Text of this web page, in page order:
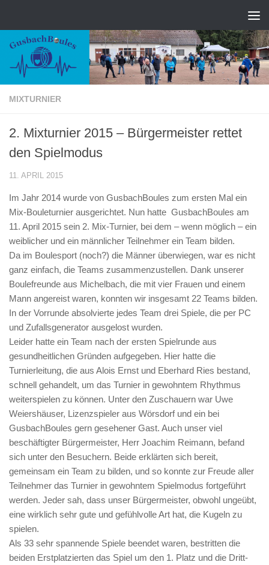
MIXTURNIER
2. Mixturnier 2015 – Bürgermeister rettet
den Spielmodus
11. APRIL 2015
Im Jahr 2014 wurde von GusbachBoules zum ersten Mal ein
Mix-Bouleturnier ausgerichtet. Nun hatte GusbachBoules am
11. April 2015 sein 2. Mix-Turnier, bei dem – wenn möglich – ein
weiblicher und ein männlicher Teilnehmer ein Team bilden.
Da im Boulesport (noch?) die Männer überwiegen, war es nicht
ganz einfach, die Teams zusammenzustellen. Dank unserer
Boulefreunde aus Michelbach, die mit vier Frauen und einem
Mann angereist waren, konnten wir insgesamt 22 Teams bilden.
In der Vorrunde absolvierte jedes Team drei Spiele, die per PC
und Zufallsgenerator ausgelost wurden.
Leider hatte ein Team nach der ersten Spielrunde aus
gesundheitlichen Gründen aufgegeben. Hier hatte die
Turnierleitung, die aus Alois Ernst und Eberhard Ries bestand,
schnell gehandelt, um das Turnier in gewohntem Rhythmus
weiterspielen zu können. Unter den Zuschauern war Uwe
Weiershäuser, Lizenzspieler aus Wörsdorf und ein bei
GusbachBoules gern gesehener Gast. Auch unser viel
beschäftigter Bürgermeister, Herr Joachim Reimann, befand
sich unter den Besuchern. Beide erklärten sich bereit,
gemeinsam ein Team zu bilden, und so konnte zur Freude aller
Teilnehmer das Turnier in gewohntem Spielmodus fortgeführt
werden. Jeder sah, dass unser Bürgermeister, obwohl ungeübt,
eine wirklich sehr gute und gefühlvolle Art hat, die Kugeln zu
spielen.
Als 33 sehr spannende Spiele beendet waren, bestritten die
beiden Erstplatzierten das Spiel um den 1. Platz und die Dritt-